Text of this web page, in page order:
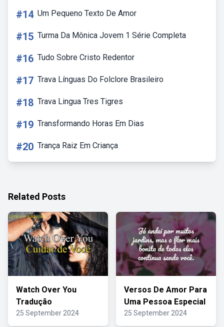
#14 Um Pequeno Texto De Amor
#15 Turma Da Mônica Jovem 1 Série Completa
#16 Tudo Sobre Cristo Redentor
#17 Trava Línguas Do Folclore Brasileiro
#18 Trava Lingua Tres Tigres
#19 Transformando Horas Em Dias
#20 Trança Raiz Em Criança
Related Posts
Watch Over You
Tradução
25 September 2024
Versos De Amor Para
Uma Pessoa Especial
25 September 2024